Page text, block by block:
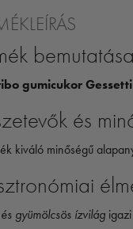
bemutatása
gumicukor Gessetti
és
kiváló minőségű
gyümölcsös ízvilág